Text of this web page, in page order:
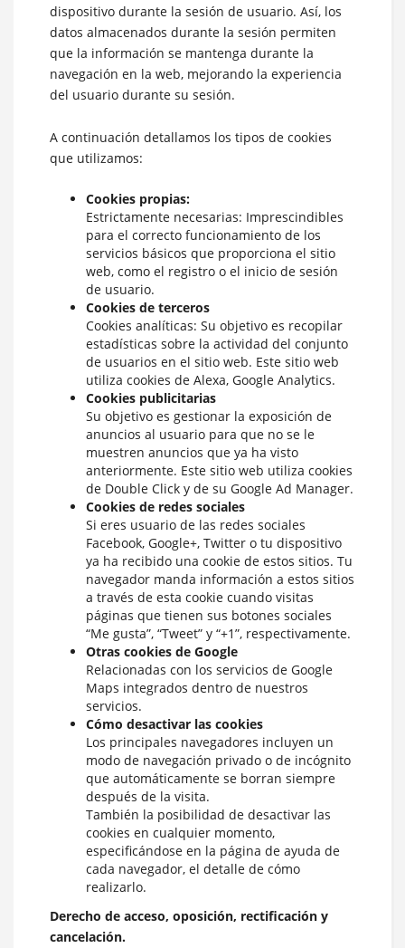
dispositivo durante la sesión de usuario. Así, los
datos almacenados durante la sesión permiten
que la información se mantenga durante la
navegación en la web, mejorando la experiencia
del usuario durante su sesión.
A continuación detallamos los tipos de cookies
que utilizamos:
Cookies propias:
Estrictamente necesarias: Imprescindibles
para el correcto funcionamiento de los
servicios básicos que proporciona el sitio
web, como el registro o el inicio de sesión
de usuario.
Cookies de terceros
Cookies analíticas: Su objetivo es recopilar
estadísticas sobre la actividad del conjunto
de usuarios en el sitio web. Este sitio web
utiliza cookies de Alexa, Google Analytics.
Cookies publicitarias
Su objetivo es gestionar la exposición de
anuncios al usuario para que no se le
muestren anuncios que ya ha visto
anteriormente. Este sitio web utiliza cookies
de Double Click y de su Google Ad Manager.
Cookies de redes sociales
Si eres usuario de las redes sociales
Facebook, Google+, Twitter o tu dispositivo
ya ha recibido una cookie de estos sitios. Tu
navegador manda información a estos sitios
a través de esta cookie cuando visitas
páginas que tienen sus botones sociales
“Me gusta”, “Tweet” y “+1”, respectivamente.
Otras cookies de Google
Relacionadas con los servicios de Google
Maps integrados dentro de nuestros
servicios.
Cómo desactivar las cookies
Los principales navegadores incluyen un
modo de navegación privado o de incógnito
que automáticamente se borran siempre
después de la visita.
También la posibilidad de desactivar las
cookies en cualquier momento,
especificándose en la página de ayuda de
cada navegador, el detalle de cómo
realizarlo.
Derecho de acceso, oposición, rectificación y
cancelación.